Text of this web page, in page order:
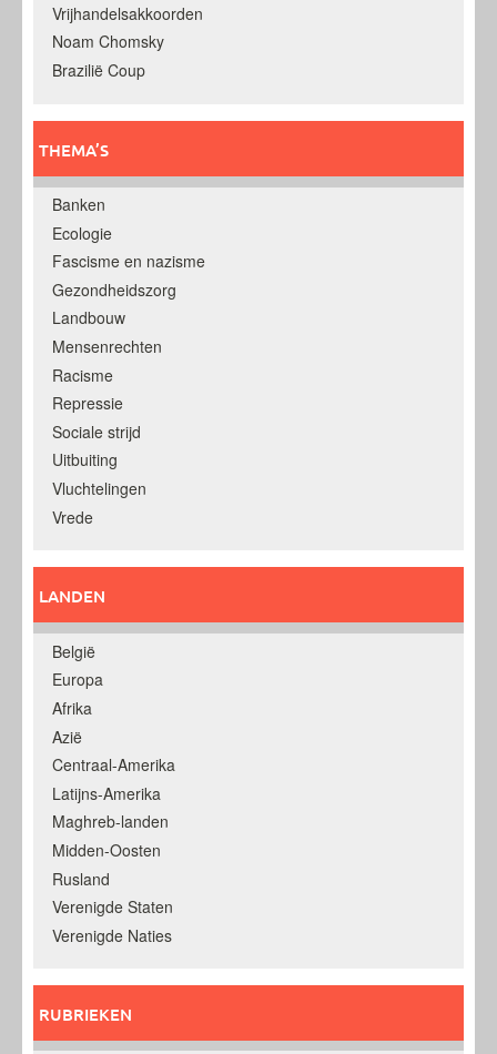
Vrijhandelsakkoorden
Noam Chomsky
Brazilië Coup
THEMA’S
Banken
Ecologie
Fascisme en nazisme
Gezondheidszorg
Landbouw
Mensenrechten
Racisme
Repressie
Sociale strijd
Uitbuiting
Vluchtelingen
Vrede
LANDEN
België
Europa
Afrika
Azië
Centraal-Amerika
Latijns-Amerika
Maghreb-landen
Midden-Oosten
Rusland
Verenigde Staten
Verenigde Naties
RUBRIEKEN